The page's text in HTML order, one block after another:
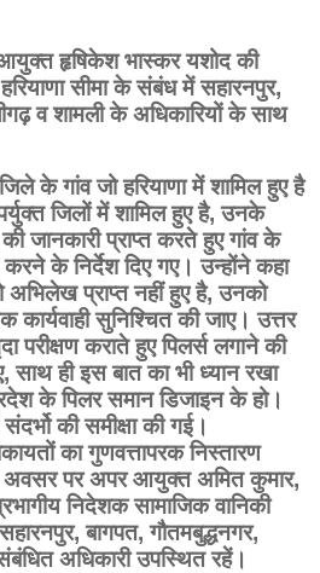
हृषिकेश भास्कर यशोद की
सीमा के संबंध में सहारनपुर,
व शामली के अधिकारियों के साथ
के गांव जो हरियाणा में शामिल हुए है
जिलों में शामिल हुए है, उनके
जानकारी प्राप्त करते हुए गांव के
के निर्देश दिए गए। उन्होंने कहा
अभिलेख प्राप्त नहीं हुए है, उनको
सुनिश्चित की जाए। उत्तर
परीक्षण कराते हुए पिलर्स लगाने की
साथ ही इस बात का भी ध्यान रखा
के पिलर समान डिजाइन के हो।
की समीक्षा की गई।
का गुणवत्तापरक निस्तारण
अवसर पर अपर आयुक्त अमित कुमार,
निदेशक सामाजिक वानिकी
बागपत, गौतमबुद्धनगर,
अधिकारी उपस्थित रहें।